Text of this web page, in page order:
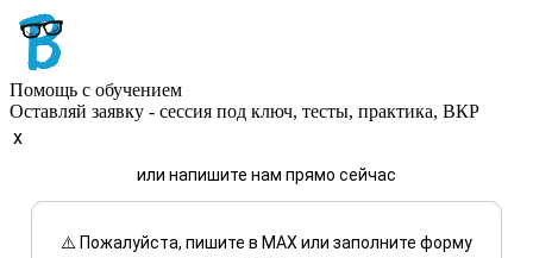
Помощь с обучением
Оставляй заявку - сессия под ключ, тесты, практика, ВКР
x
или напишите нам прямо сейчас
⚠️ Пожалуйста, пишите в MAX или заполните форму